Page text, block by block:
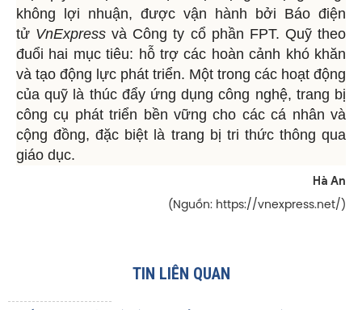
không lợi nhuận, được vận hành bởi Báo điện
tử VnExpressvà Công ty cổ phần FPT. Quỹ theo
đuổi hai mục tiêu: hỗ trợ các hoàn cảnh khó khăn
và tạo động lực phát triển. Một trong các hoạt động
của quỹ là thúc đẩy ứng dụng công nghệ, trang bị
công cụ phát triển bền vững cho các cá nhân và
cộng đồng, đặc biệt là trang bị tri thức thông qua
giáo dục.
Hà An
(Nguồn: https://vnexpress.net/)
TIN LIÊN QUAN